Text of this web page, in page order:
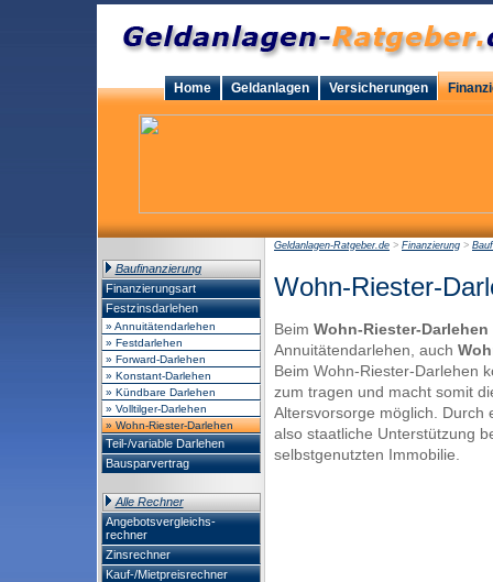
Home Geldanlagen Versicherungen
Baufinanzierung
Finanzierungsart
Festzinsdarlehen
» Annuitätendarlehen
» Festdarlehen
» Forward-Darlehen
» Konstant-Darlehen
» Kündbare Darlehen
» Volltilger-Darlehen
» Wohn-Riester-Darlehen
Teil-/variable Darlehen
Bausparvertrag
Alle Rechner
Angebotsvergleichs-
rechner
Zinsrechner
Kauf-/Mietpreisrechner
Geldanlagen-Ratgeber.de > Finanzierung >
Wohn-Riester-
Beim Wohn-Riester-Darlehen
Annuitätendarlehen, auch
Beim Wohn-Riester-Darlehen
zum tragen und macht somit
Altersvorsorge möglich. Durch
also staatliche Unterstützung
selbstgenutzten Immobilie.